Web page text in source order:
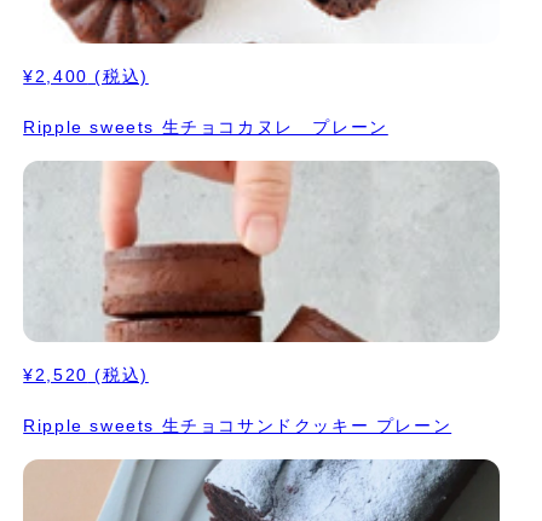
へのギフトにぴったり。特別な日を彩る贈り物として、自分用にも
おすすめです。 数量限定 今年のバレンタインは、大切な方や自分
ため、お早めにご予約ください！
¥2,400 (税込)
Ripple sweets 生チョコカヌレ プレーン
¥2,520 (税込)
Ripple sweets 生チョコサンドクッキー プレーン